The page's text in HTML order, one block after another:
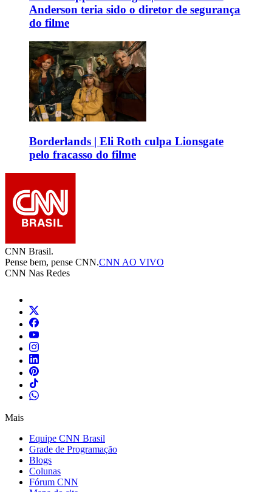
Anderson teria sido o diretor de segurança
do filme
Borderlands | Eli Roth culpa Lionsgate
pelo fracasso do filme
CNN Brasil.
Pense bem, pense CNN.CNN AO VIVO
CNN Nas Redes
Mais
Equipe CNN Brasil
Grade de Programação
Blogs
Colunas
Fórum CNN